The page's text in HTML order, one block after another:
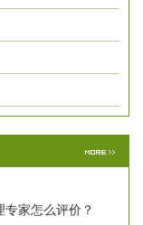
家怎么评价？